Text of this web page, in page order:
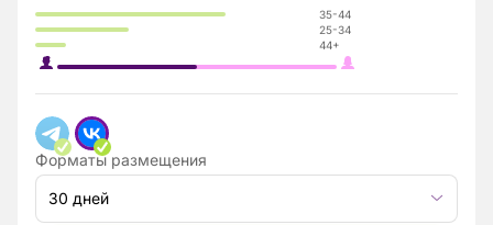
35-44
25-34
44+
Форматы размещения
30 дней